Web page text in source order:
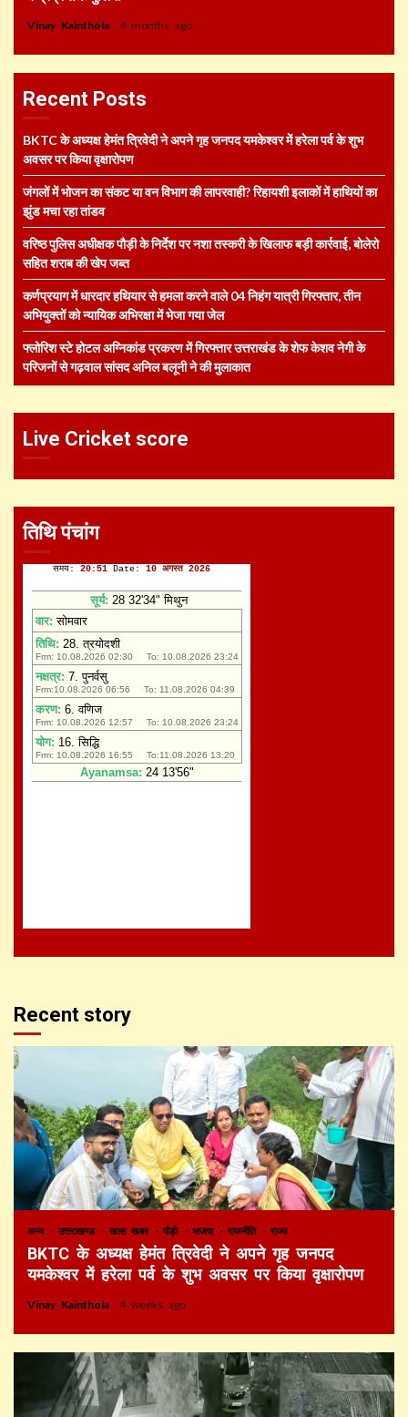
Vinay Kainthola 4 months ago
Recent Posts
BKTC के अध्यक्ष हेमंत त्रिवेदी ने अपने गृह जनपद यमकेश्वर में हरेला पर्व के शुभ
अवसर पर किया वृक्षारोपण
जंगलों में भोजन का संकट या वन विभाग की लापरवाही? रिहायशी इलाकों में हाथियों का
झुंड मचा रहा तांडव
वरिष्ठ पुलिस अधीक्षक पौड़ी के निर्देश पर नशा तस्करी के खिलाफ बड़ी कार्रवाई, बोलेरो
सहित शराब की खेप जब्त
कर्णप्रयाग में धारदार हथियार से हमला करने वाले 04 निहंग यात्री गिरफ्तार, तीन
अभियुक्तों को न्यायिक अभिरक्षा में भेजा गया जेल
फ्लोरिश स्टे होटल अग्निकांड प्रकरण में गिरफ्तार उत्तराखंड के शेफ केशव नेगी के
परिजनों से गढ़वाल सांसद अनिल बलूनी ने की मुलाकात
Live Cricket score
तिथि पंचांग
Recent story
अन्य उत्तराखण्ड खास खबर पौड़ी भाजपा राजनीति राज्य
BKTC के अध्यक्ष हेमंत त्रिवेदी ने अपने गृह जनपद
यमकेश्वर में हरेला पर्व के शुभ अवसर पर किया वृक्षारोपण
Vinay Kainthola 4 weeks ago